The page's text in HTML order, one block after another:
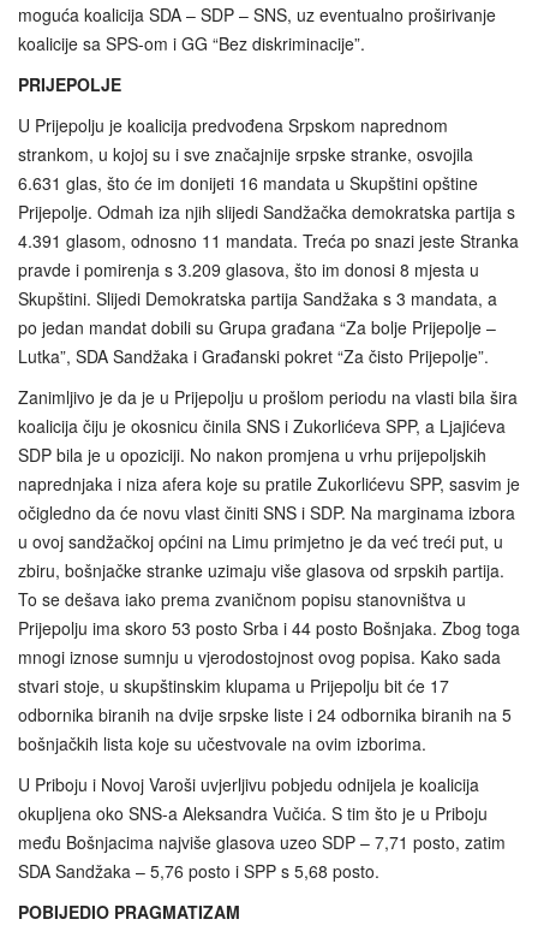
moguća koalicija SDA – SDP – SNS, uz eventualno proširivanje
koalicije sa SPS-om i GG “Bez diskriminacije”.
PRIJEPOLJE
U Prijepolju je koalicija predvođena Srpskom naprednom
strankom, u kojoj su i sve značajnije srpske stranke, osvojila
6.631 glas, što će im donijeti 16 mandata u Skupštini opštine
Prijepolje. Odmah iza njih slijedi Sandžačka demokratska partija s
4.391 glasom, odnosno 11 mandata. Treća po snazi jeste Stranka
pravde i pomirenja s 3.209 glasova, što im donosi 8 mjesta u
Skupštini. Slijedi Demokratska partija Sandžaka s 3 mandata, a
po jedan mandat dobili su Grupa građana “Za bolje Prijepolje –
Lutka”, SDA Sandžaka i Građanski pokret “Za čisto Prijepolje”.
Zanimljivo je da je u Prijepolju u prošlom periodu na vlasti bila šira
koalicija čiju je okosnicu činila SNS i Zukorlićeva SPP, a Ljajićeva
SDP bila je u opoziciji. No nakon promjena u vrhu prijepoljskih
naprednjaka i niza afera koje su pratile Zukorlićevu SPP, sasvim je
očigledno da će novu vlast činiti SNS i SDP. Na marginama izbora
u ovoj sandžačkoj općini na Limu primjetno je da već treći put, u
zbiru, bošnjačke stranke uzimaju više glasova od srpskih partija.
To se dešava iako prema zvaničnom popisu stanovništva u
Prijepolju ima skoro 53 posto Srba i 44 posto Bošnjaka. Zbog toga
mnogi iznose sumnju u vjerodostojnost ovog popisa. Kako sada
stvari stoje, u skupštinskim klupama u Prijepolju bit će 17
odbornika biranih na dvije srpske liste i 24 odbornika biranih na 5
bošnjačkih lista koje su učestvovale na ovim izborima.
U Priboju i Novoj Varoši uvjerljivu pobjedu odnijela je koalicija
okupljena oko SNS-a Aleksandra Vučića. S tim što je u Priboju
među Bošnjacima najviše glasova uzeo SDP – 7,71 posto, zatim
SDA Sandžaka – 5,76 posto i SPP s 5,68 posto.
POBIJEDIO PRAGMATIZAM